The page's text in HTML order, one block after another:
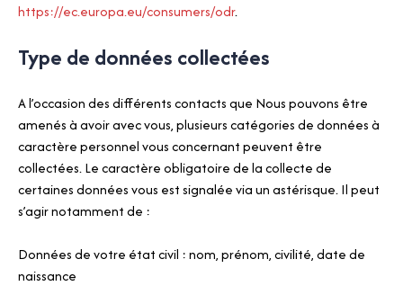
https://ec.europa.eu/consumers/odr.
Type de données collectées
A l’occasion des différents contacts que Nous pouvons être
amenés à avoir avec vous, plusieurs catégories de données à
caractère personnel vous concernant peuvent être
collectées. Le caractère obligatoire de la collecte de
certaines données vous est signalée via un astérisque. Il peut
s’agir notamment de :
Données de votre état civil : nom, prénom, civilité, date de
naissance